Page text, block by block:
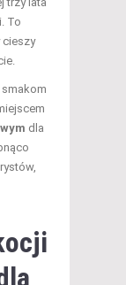
To
cieszy
dla